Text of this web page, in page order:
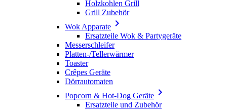
Holzkohlen Grill
Grill Zubehör
Wok Apparate 
Ersatzteile Wok & Partygeräte
Messerschleifer
Platten-/Tellerwärmer
Toaster
Crêpes Geräte
Dörrautomaten
Popcorn & Hot-Dog Geräte 
Ersatzteile und Zubehör